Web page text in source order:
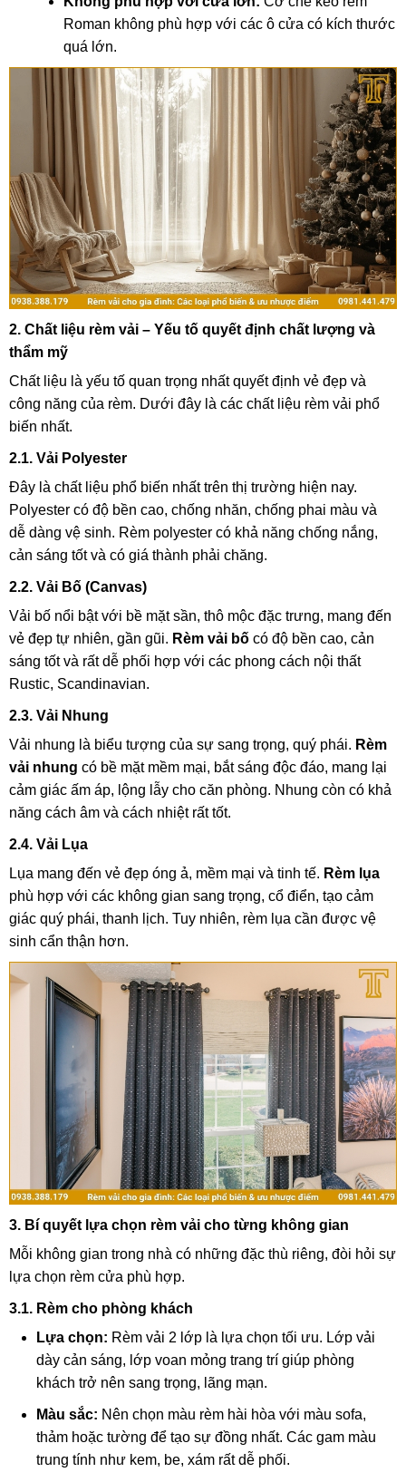
Roman không phù hợp với các ô cửa có kích thước
quá lớn.
2. Chất liệu rèm vải – Yếu tố quyết định chất lượng và
thẩm mỹ
Chất liệu là yếu tố quan trọng nhất quyết định vẻ đẹp và
công năng của rèm. Dưới đây là các chất liệu rèm vải phổ
biến nhất.
2.1. Vải Polyester
Đây là chất liệu phổ biến nhất trên thị trường hiện nay.
Polyester có độ bền cao, chống nhăn, chống phai màu và
dễ dàng vệ sinh. Rèm polyester có khả năng chống nắng,
cản sáng tốt và có giá thành phải chăng.
2.2. Vải Bố (Canvas)
Vải bố nổi bật với bề mặt sần, thô mộc đặc trưng, mang đến
vẻ đẹp tự nhiên, gần gũi. Rèm vải bố có độ bền cao, cản
sáng tốt và rất dễ phối hợp với các phong cách nội thất
Rustic, Scandinavian.
2.3. Vải Nhung
Vải nhung là biểu tượng của sự sang trọng, quý phái. Rèm
vải nhung có bề mặt mềm mại, bắt sáng độc đáo, mang lại
cảm giác ấm áp, lộng lẫy cho căn phòng. Nhung còn có khả
năng cách âm và cách nhiệt rất tốt.
2.4. Vải Lụa
Lụa mang đến vẻ đẹp óng ả, mềm mại và tinh tế. Rèm lụa
phù hợp với các không gian sang trọng, cổ điển, tạo cảm
giác quý phái, thanh lịch. Tuy nhiên, rèm lụa cần được vệ
sinh cẩn thận hơn.
3. Bí quyết lựa chọn rèm vải cho từng không gian
Mỗi không gian trong nhà có những đặc thù riêng, đòi hỏi sự
lựa chọn rèm cửa phù hợp.
3.1. Rèm cho phòng khách
Lựa chọn: Rèm vải 2 lớp là lựa chọn tối ưu. Lớp vải
dày cản sáng, lớp voan mỏng trang trí giúp phòng
khách trở nên sang trọng, lãng mạn.
Màu sắc: Nên chọn màu rèm hài hòa với màu sofa,
thảm hoặc tường để tạo sự đồng nhất. Các gam màu
trung tính như kem, be, xám rất dễ phối.